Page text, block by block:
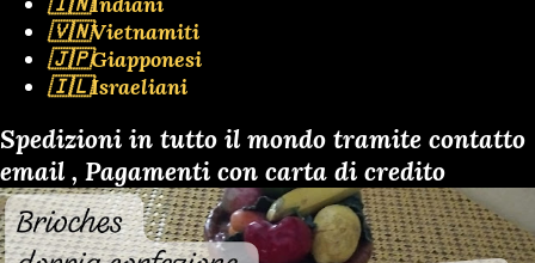
🇻🇳Vietnamiti
🇯🇵Giapponesi
🇮🇱Israeliani
Spedizioni in tutto il mondo tramite contatto
email , Pagamenti con carta di credito